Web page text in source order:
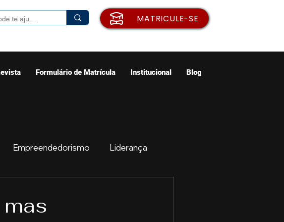
MATRICULE-SE
Formulário de Matrícula Institucional Blog
Empreendedorismo Liderança